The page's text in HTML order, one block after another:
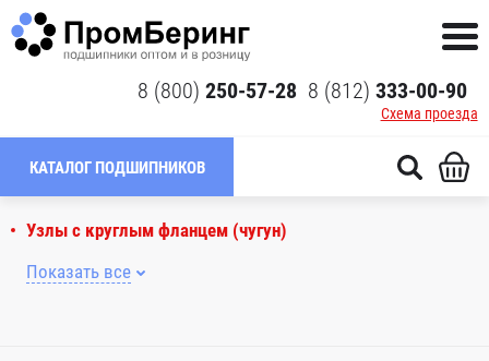
8 (800) 250-57-28 8 (812) 333-00-90
Схема проезда
КАТАЛОГ ПОДШИПНИКОВ
Узлы с круглым фланцем (чугун)
Показать все